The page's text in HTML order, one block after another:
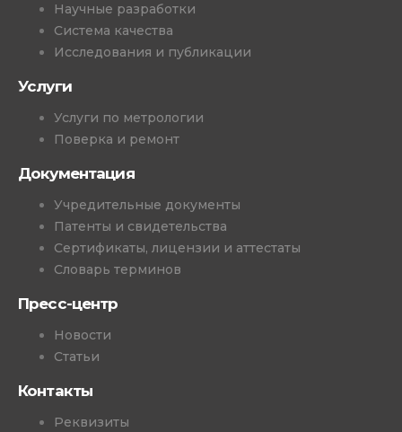
Научные разработки
Система качества
Исследования и публикации
Услуги
Услуги по метрологии
Поверка и ремонт
Документация
Учредительные документы
Патенты и свидетельства
Сертификаты, лицензии и аттестаты
Словарь терминов
Пресс-центр
Новости
Статьи
Контакты
Реквизиты